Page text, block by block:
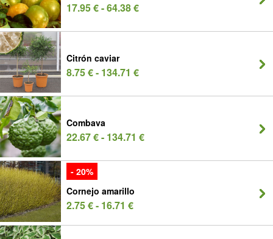
17.95 € - 64.38 €
Citrón caviar
8.75 € - 134.71 €
Combava
22.67 € - 134.71 €
- 20%
Cornejo amarillo
2.75 € - 16.71 €